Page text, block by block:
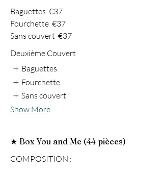
Baguettes €37
Fourchette €37
Sans couvert €37
Deuxième Couvert
Baguettes
Fourchette
Sans couvert
Show More
★ Box You and Me (44 pièces)
COMPOSITION :